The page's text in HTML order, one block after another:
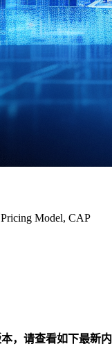
Model, CAP
，请查看如下最新内